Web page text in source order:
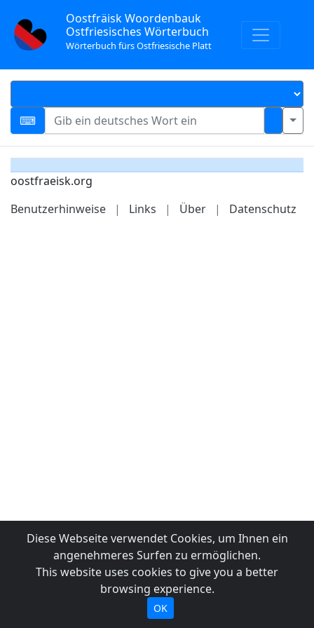
Oostfräisk Woordenbauk
Ostfriesisches Wörterbuch
Wörterbuch fürs Ostfriesische Platt
oostfraeisk.org
Benutzerhinweise
| Links | Über | Datenschutz
Diese Webseite verwendet Cookies, um Ihnen ein
angenehmeres Surfen zu ermöglichen.
This website uses cookies to give you a better
browsing experience.
OK